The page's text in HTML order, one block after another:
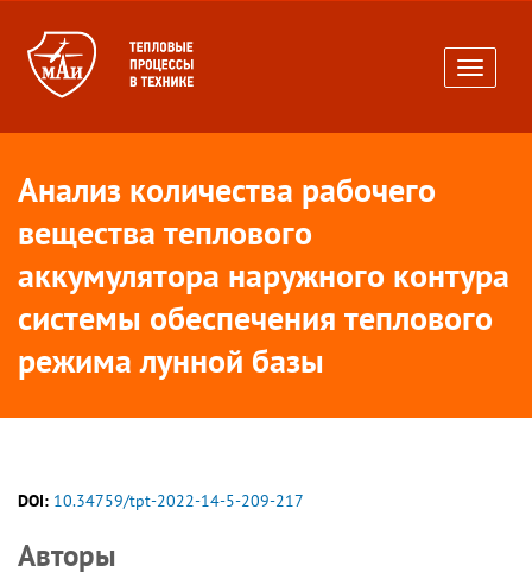
Toggle
Анализ количества рабочего
вещества теплового
аккумулятора наружного контура
системы обеспечения теплового
режима лунной базы
DOI: 10.34759/tpt-2022-14-5-209-217
Авторы